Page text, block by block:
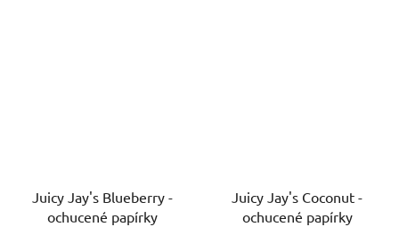
Juicy Jay's Blueberry -
ochucené papírky
Juicy Jay's Coconut -
ochucené papírky